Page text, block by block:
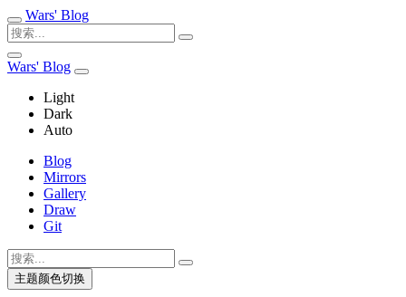
Wars' Blog
Wars' Blog
Light
Dark
Auto
Blog
Mirrors
Gallery
Draw
Git
主题颜色切换